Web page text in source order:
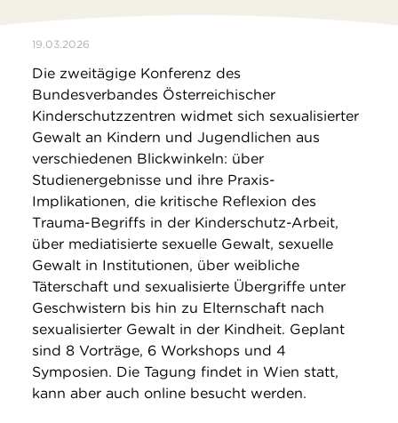
Suche
19.03.2026
Die zweitägige Konferenz des
Bundesverbandes Österreichischer
Kinderschutzzentren widmet sich sexualisierter
Gewalt an Kindern und Jugendlichen aus
verschiedenen Blickwinkeln: über
Studienergebnisse und ihre Praxis-
Implikationen, die kritische Reflexion des
Trauma-Begriffs in der Kinderschutz-Arbeit,
über mediatisierte sexuelle Gewalt, sexuelle
Gewalt in Institutionen, über weibliche
Täterschaft und sexualisierte Übergriffe unter
Geschwistern bis hin zu Elternschaft nach
sexualisierter Gewalt in der Kindheit. Geplant
sind 8 Vorträge, 6 Workshops und 4
Symposien. Die Tagung findet in Wien statt,
kann aber auch online besucht werden.